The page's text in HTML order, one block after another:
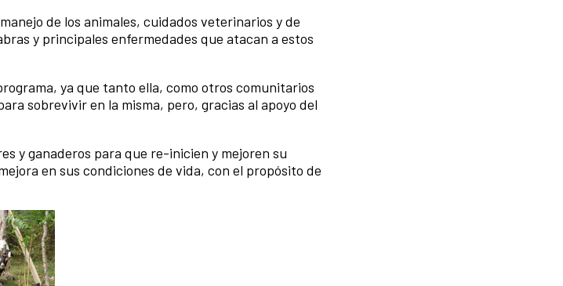
de los animales, cuidados veterinarios y de
y principales enfermedades que atacan a estos
ya que tanto ella, como otros comunitarios
sobrevivir en la misma, pero, gracias al apoyo del
y ganaderos para que re-inicien y mejoren su
en sus condiciones de vida, con el propósito de